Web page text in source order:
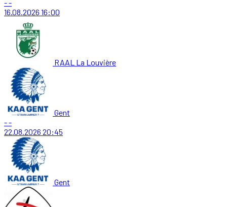
--
16.08.2026 16:00
RAAL La Louvière
Gent
--
22.08.2026 20:45
Gent